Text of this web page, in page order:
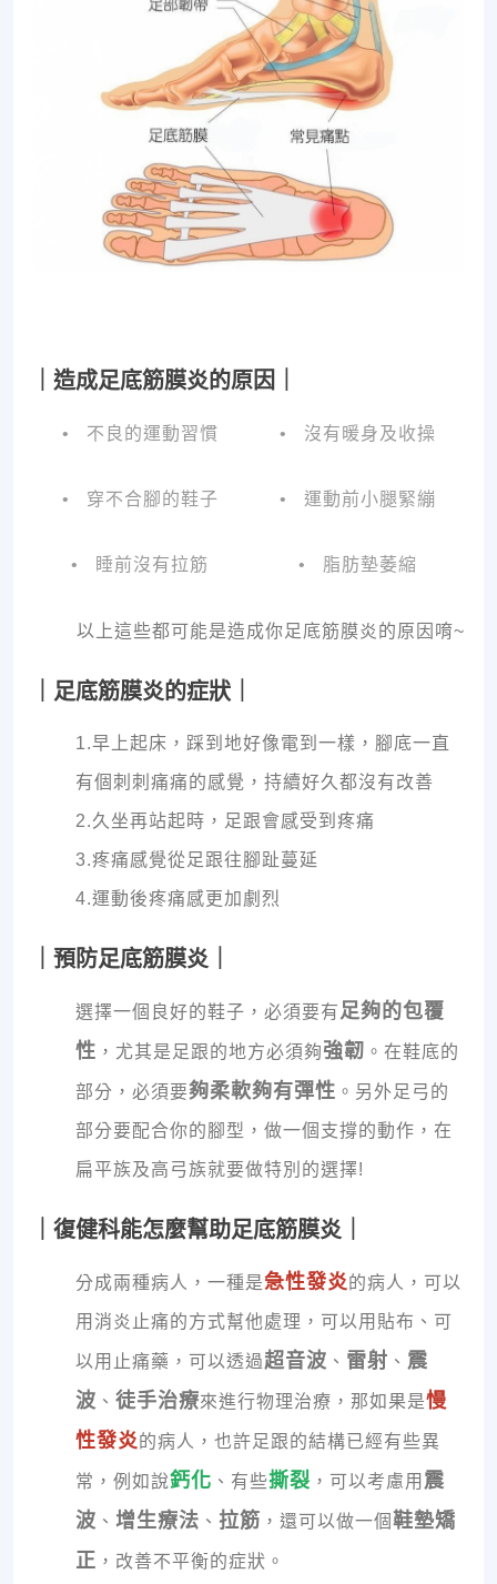
｜造成足底筋膜炎的原因｜
• 不良的運動習慣
• 穿不合腳的鞋子
• 睡前沒有拉筋
• 沒有暖身及收操
• 運動前小腿緊繃
• 脂肪墊萎縮
以上這些都可能是造成你足底筋膜炎的原因唷~
｜足底筋膜炎的症狀｜
1.早上起床，踩到地好像電到一樣，腳底一直
有個刺刺痛痛的感覺，持續好久都沒有改善
2.久坐再站起時，足跟會感受到疼痛
3.疼痛感覺從足跟往腳趾蔓延
4.運動後疼痛感更加劇烈
｜預防足底筋膜炎｜
選擇一個良好的鞋子，必須要有 足夠的包覆
性 ，尤其是足跟的地方必須夠強韌 。在鞋底的
部分，必須要夠柔軟夠有彈性 。另外足弓的
部分要配合你的腳型，做一個支撐的動作，在
扁平族及高弓族就要做特別的選擇!
｜復健科能怎麼幫助足底筋膜炎｜
分成兩種病人，一種是急性發炎的病人，可以
用消炎止痛的方式幫他處理，可以用貼布、可
以用止痛藥，可以透過超音波 、 雷射 、 震
波 、 徒手治療來進行物理治療，那如果是慢
性發炎的病人，也許足跟的結構已經有些異
常，例如說鈣化 、有些撕裂 ，可以考慮用 震
波 、 增生療法 、 拉筋 ，還可以做一個 鞋墊矯
正 ，改善不平衡的症狀。